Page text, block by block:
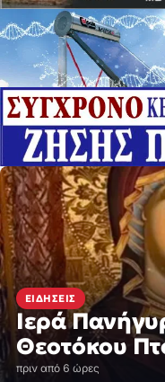
ΕΙΔΉΣΕΙΣ
Ιερά
Θεοτόκου
πριν από 6 ώρες